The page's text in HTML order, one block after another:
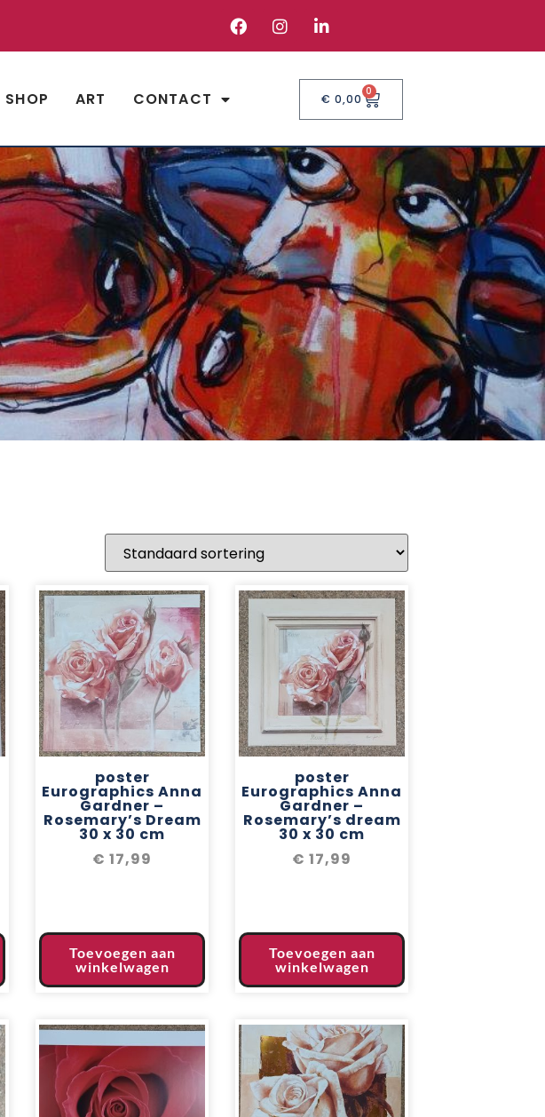
SHOP ART CONTACT € 0,00
0
poster
Eurographics Anna
Gardner –
Rosemary’s Dream
30 x 30 cm
€ 17,99
Toevoegen aan
winkelwagen
poster
Eurographics Anna
Gardner –
Rosemary’s dream
30 x 30 cm
€ 17,99
Toevoegen aan
winkelwagen